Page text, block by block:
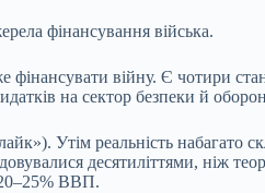
фінансування війська.
фінансувати війну. Є
на сектор безпеки й
Утім реальність набагато
десятиліттями, ніж
ВВП.